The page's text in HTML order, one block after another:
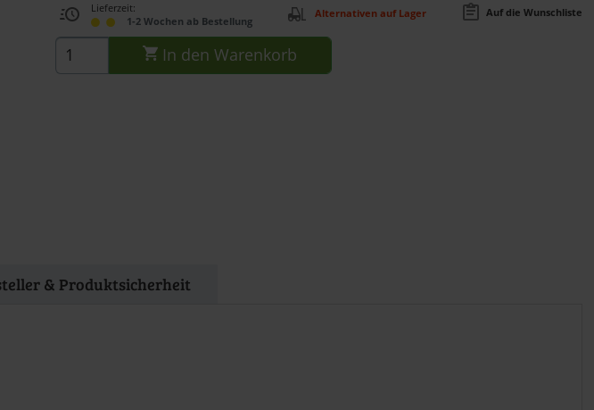
Lieferzeit:
1-2 Wochen ab Bestellung
Alternativen auf Lager Auf die Wunschliste
In den Warenkorb
& Produktsicherheit